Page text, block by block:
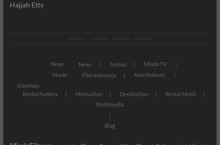
Hajjah Etty
News News Techno
Minda TV
Movie
Film Indonesia
New Release
Entertain
Rental Kamera
Motivation Destination
Rental Mobil
Multimedia
Blog